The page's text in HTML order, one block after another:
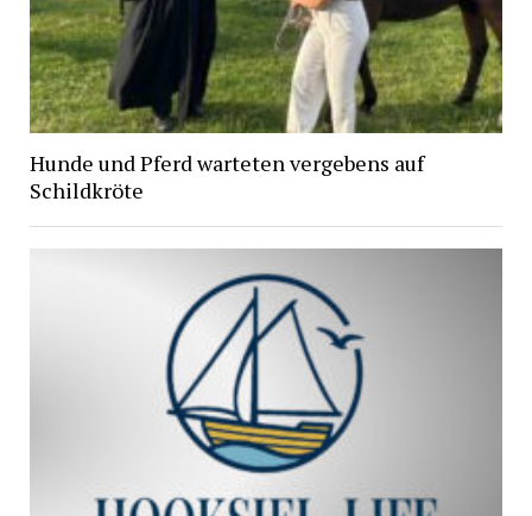
Hunde und Pferd warteten vergebens auf
Schildkröte